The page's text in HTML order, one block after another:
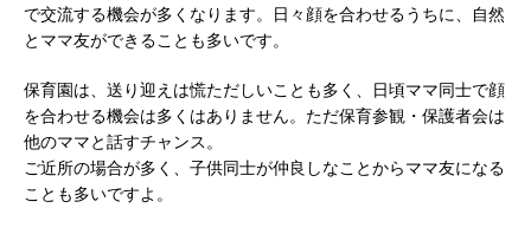
で交流する機会が多くなります。日々顔を合わせるうちに、自然
とママ友ができることも多いです。
保育園は、送り迎えは慌ただしいことも多く、日頃ママ同士で顔
を合わせる機会は多くはありません。ただ保育参観・保護者会は
他のママと話すチャンス。
ご近所の場合が多く、子供同士が仲良しなことからママ友になる
ことも多いですよ。